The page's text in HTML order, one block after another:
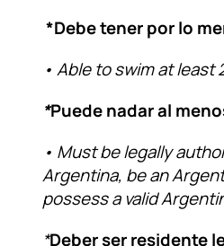
*Debe tener por lo
• Able to swim at least
*Puede nadar al
• Must be legally
Argentina, be an
possess a valid
*Deber ser residente